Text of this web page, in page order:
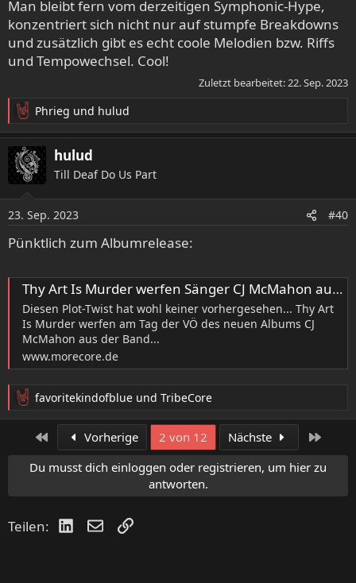
Man bleibt fern vom derzeitigen Symphonic-Hype,
konzentriert sich nicht nur auf stumpfe Breakdowns
und zusätzlich gibt es echt coole Melodien bzw. Riffs
und Tempowechsel. Cool!
Zuletzt bearbeitet: 22. Sep. 2023
R
e
a
k
t
n
e
n
Phrieg und hulud
hulud
Till Deaf Do Us Part
23. Sep. 2023 #40
Pünktlich zum Albumrelease:
Thy Art Is Murder werfen Sänger CJ McMahon aus der Band | MoreCore.de
Diesen Plot-Twist hat wohl keiner vorhergesehen... Thy Art
Is Murder werfen am Tag der VÖ des neuen Albums CJ
McMahon aus der Band...
www.morecore.de
R
e
o
e
favoritekindofblue und TribeCore
Erste Vorherige 2 von 12 Nächste
Du musst dich einloggen oder registrieren, um hier zu
antworten.
Teilen: LinkedIn
E-MailLink